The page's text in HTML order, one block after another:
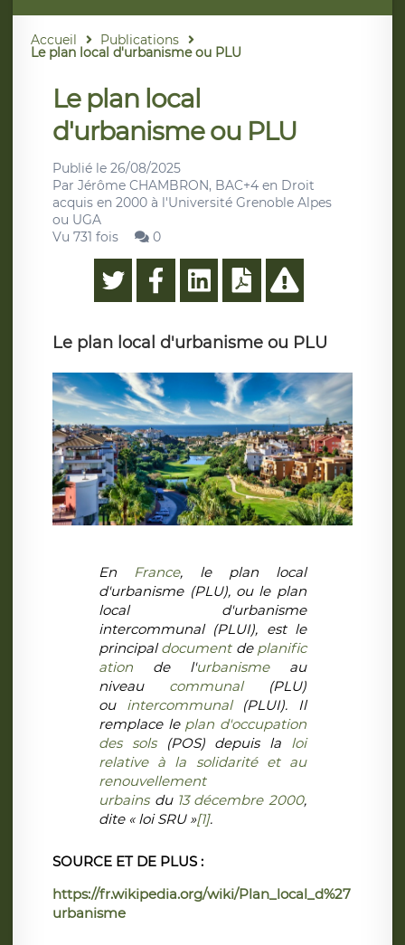
Accueil Publications
Le plan local d'urbanisme ou PLU
Le plan local
d'urbanisme ou PLU
Publié le 26/08/2025
Par Jérôme CHAMBRON, BAC+4 en Droit
acquis en 2000 à l'Université Grenoble Alpes
ou UGA
Vu 731 fois
0
Le plan local d'urbanisme ou PLU
En France, le plan local
d'urbanisme (PLU), ou le plan
local d'urbanisme
intercommunal (PLUI), est le
principaldocumentde planific
ation de l'urbanismeau
niveau communal(PLU)
ou intercommunal(PLUI). Il
remplace le plan d'occupation
des sols(POS) depuis la loi
relative à la solidarité et au
renouvellement
urbainsdu 13 décembre 2000,
dite « loi SRU »[1].
SOURCE ET DE PLUS :
https://fr.wikipedia.org/wiki/Plan_local_d%27
urbanisme